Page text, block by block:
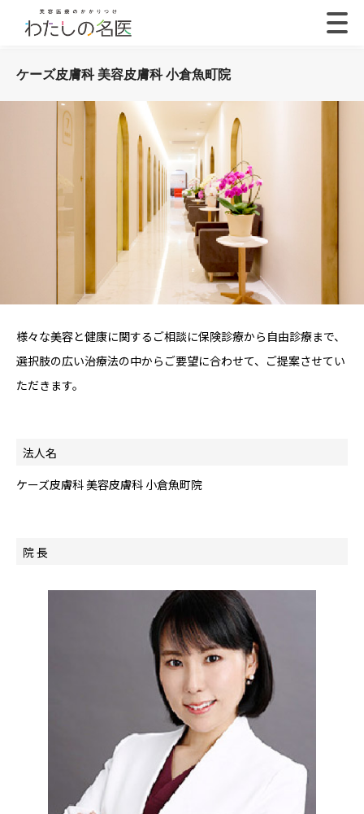
ケーズ皮膚科 美容皮膚科 小倉魚町院
様々な美容と健康に関するご相談に保険診療から自由診療まで、
選択肢の広い治療法の中からご要望に合わせて、ご提案させてい
ただきます。
法人名
ケーズ皮膚科 美容皮膚科 小倉魚町院
院 長